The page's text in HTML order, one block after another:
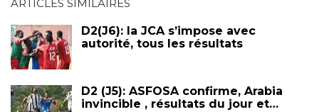
ARTICLES SIMILAIRES
D2(J6): la JCA s’impose avec
autorité, tous les résultats
D2 (J5): ASFOSA confirme, Arabia
invincible , résultats du jour et…